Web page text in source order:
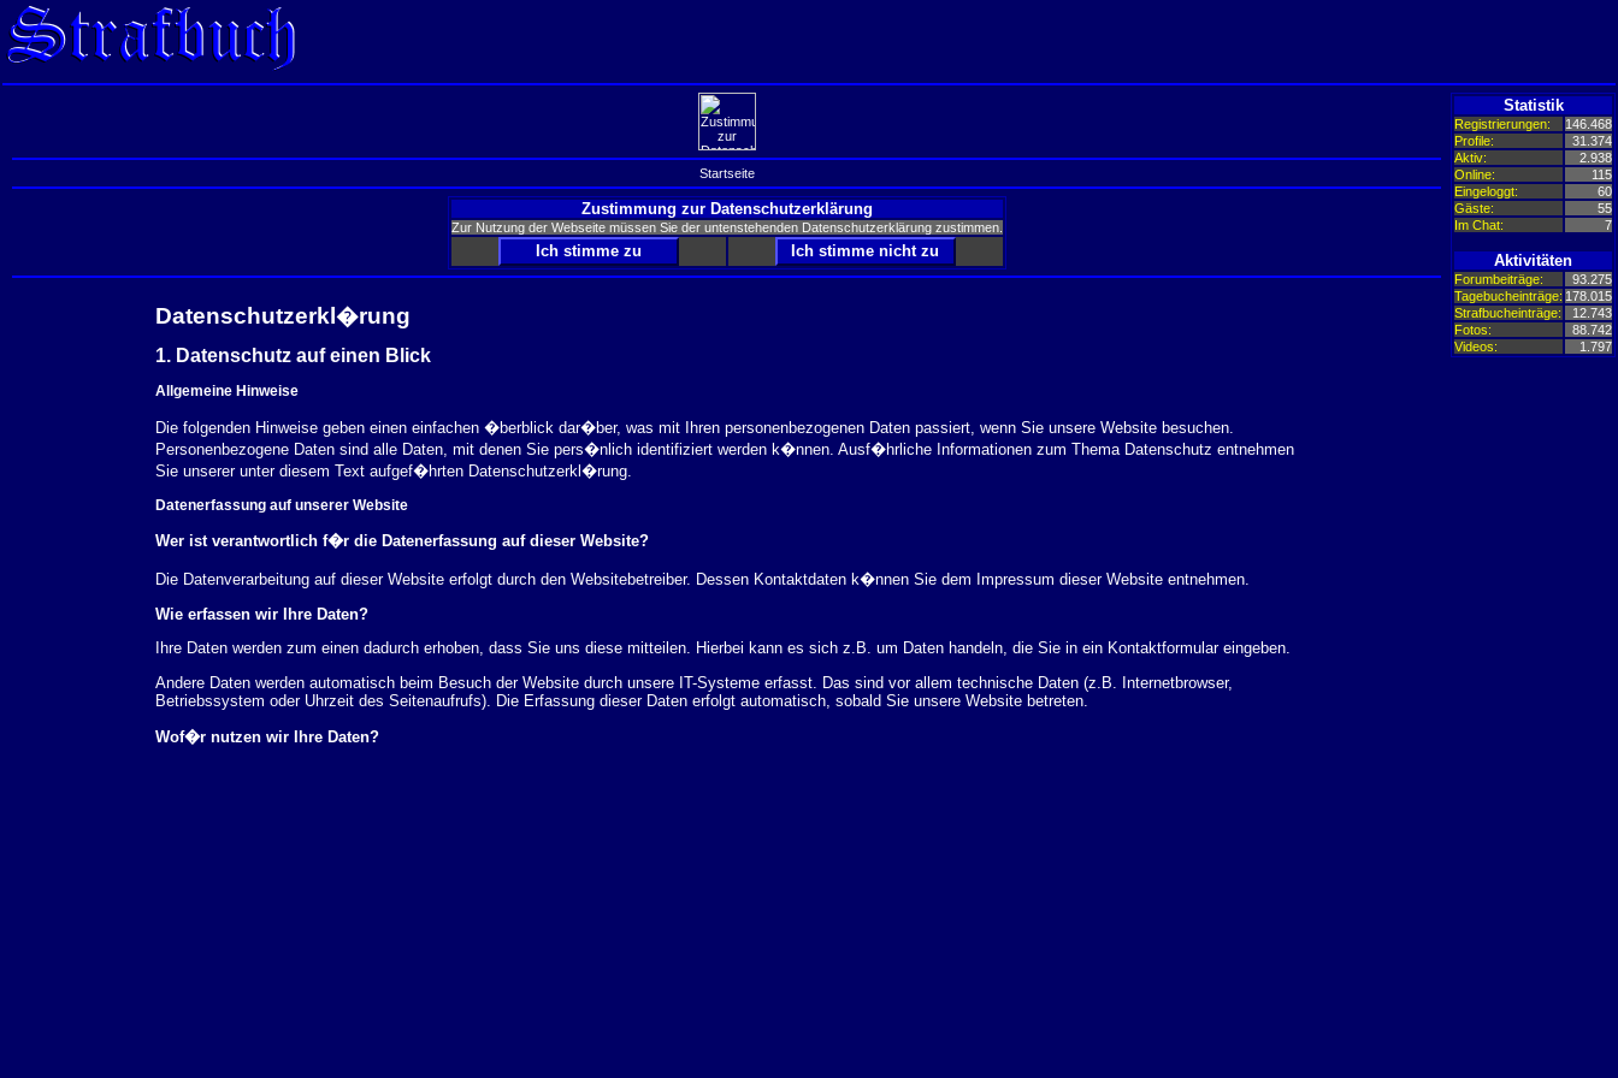
Startseite
Zustimmung zur Datenschutzerklärung
Zur Nutzung der Webseite müssen Sie der untenstehenden Datenschutzerklärung zustimmen.
Datenschutzerkl�rung
1. Datenschutz auf einen Blick
Allgemeine Hinweise
Die folgenden Hinweise geben einen einfachen �berblick dar�ber, was mit Ihren personenbezogenen Daten passiert, wenn Sie unsere Website besuchen.
Personenbezogene Daten sind alle Daten, mit denen Sie pers�nlich identifiziert werden k�nnen. Ausf�hrliche Informationen zum Thema Datenschutz entnehmen
Sie unserer unter diesem Text aufgef�hrten Datenschutzerkl�rung.
Datenerfassung auf unserer Website
Wer ist verantwortlich f�r die Datenerfassung auf dieser Website?
Die Datenverarbeitung auf dieser Website erfolgt durch den Websitebetreiber. Dessen Kontaktdaten k�nnen Sie dem Impressum dieser Website entnehmen.
Wie erfassen wir Ihre Daten?
Ihre Daten werden zum einen dadurch erhoben, dass Sie uns diese mitteilen. Hierbei kann es sich z.B. um Daten handeln, die Sie in ein Kontaktformular eingeben.
Andere Daten werden automatisch beim Besuch der Website durch unsere IT-Systeme erfasst. Das sind vor allem technische Daten (z.B. Internetbrowser,
Betriebssystem oder Uhrzeit des Seitenaufrufs). Die Erfassung dieser Daten erfolgt automatisch, sobald Sie unsere Website betreten.
Wof�r nutzen wir Ihre Daten?
Statistik
Registrierungen:
146.468
Profile:
31.374
Aktiv:
2.938
Online:
115
Eingeloggt:
60
Gäste:
55
Im Chat:
7
Aktivitäten
Forumbeiträge:
93.275
Tagebucheinträge: 178.015
Strafbucheinträge:
12.743
Fotos:
88.742
Videos:
1.797